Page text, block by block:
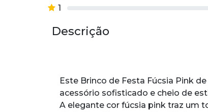
1
Descrição
Este Brinco de Festa Fúcsia Pink
acessório sofisticado e cheio de
A elegante cor fúcsia pink traz um